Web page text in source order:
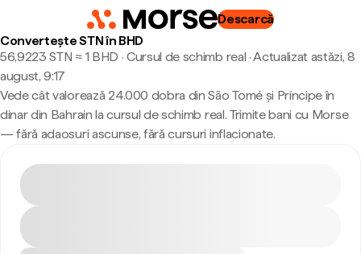
Descarcă
Convertește STN în BHD
56,9223 STN ≈ 1 BHD · Cursul de schimb real ·Actualizat astăzi, 8
august, 9:17
Vede cât valorează 24.000 dobra din São Tomé și Príncipe în
dinar din Bahrain la cursul de schimb real. Trimite bani cu Morse
— fără adaosuri ascunse, fără cursuri inflacionate.